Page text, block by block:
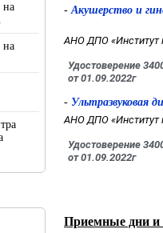
на
на
-Акушерство и
АНО ДПО «Институт
Удостоверение
от 01.09.2022г
- Ультразвуковая
АНО ДПО «Институт
Удостоверение
от 01.09.2022г
Приемные дни и